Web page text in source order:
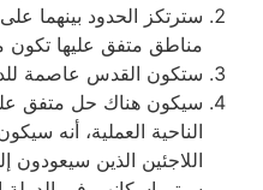
سترتكز الحدود بينهما
مناطق متفق عليها تكون
ستكون القدس عاصمة
سيكون هناك حل متفق
الناحية العملية، أنه
اللاجئين الذين سيعودون